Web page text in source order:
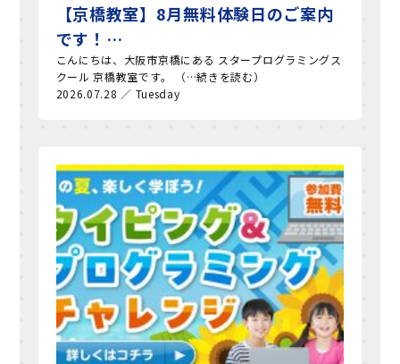
【京橋教室】8月無料体験日のご案内
です！…
こんにちは、大阪市京橋にある スタープログラミングス
クール 京橋教室です。 （…続きを読む）
2026.07.28 ／ Tuesday